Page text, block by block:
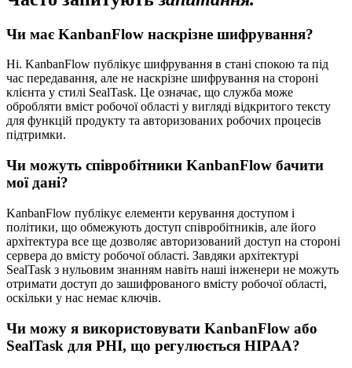
Чи має KanbanFlow наскрізне шифрування?
Ні. KanbanFlow публікує шифрування в стані спокою та під
час передавання, але не наскрізне шифрування на стороні
клієнта у стилі SealTask. Це означає, що служба може
обробляти вміст робочої області у вигляді відкритого тексту
для функцій продукту та авторизованих робочих процесів
підтримки.
Чи можуть співробітники KanbanFlow бачити
мої дані?
KanbanFlow публікує елементи керування доступом і
політики, що обмежують доступ співробітників, але його
архітектура все ще дозволяє авторизований доступ на стороні
сервера до вмісту робочої області. Завдяки архітектурі
SealTask з нульовим знанням навіть наші інженери не можуть
отримати доступ до зашифрованого вмісту робочої області,
оскільки у нас немає ключів.
Чи можу я використовувати KanbanFlow або
SealTask для PHI, що регулюється HIPAA?